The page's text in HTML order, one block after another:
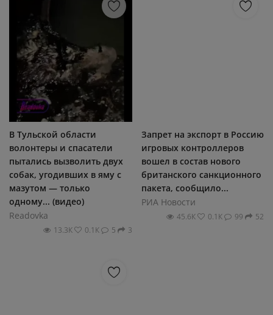
В Тульской области
волонтеры и спасатели
пытались вызволить двух
собак, угодивших в яму с
мазутом — только
одному... (видео)
Readovka
13.3К 0.1К 5 3
Запрет на экспорт в Россию
игровых контроллеров
вошел в состав нового
британского санкционного
пакета, сообщило...
РИА Новости
45.6К 0.1К 99 52